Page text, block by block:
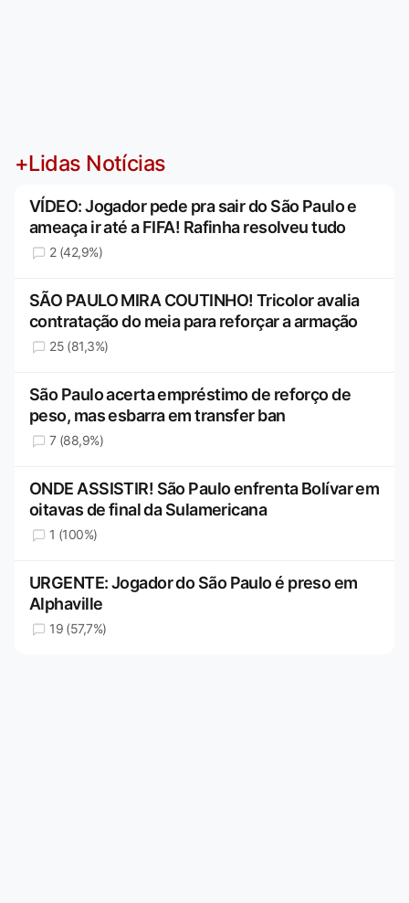
+Lidas Notícias
VÍDEO: Jogador pede pra sair do São Paulo e
ameaça ir até a FIFA! Rafinha resolveu tudo
2 (42,9%)
SÃO PAULO MIRA COUTINHO! Tricolor avalia
contratação do meia para reforçar a armação
25 (81,3%)
São Paulo acerta empréstimo de reforço de
peso, mas esbarra em transfer ban
7 (88,9%)
ONDE ASSISTIR! São Paulo enfrenta Bolívar em
oitavas de final da Sulamericana
1 (100%)
URGENTE: Jogador do São Paulo é preso em
Alphaville
19 (57,7%)